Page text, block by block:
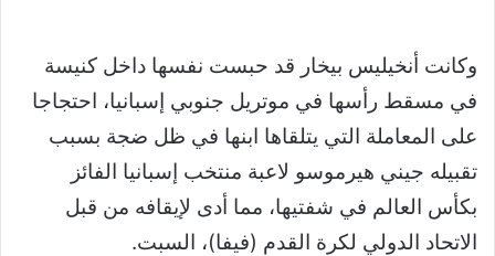
وكانت أنخيليس بيخار قد حبست نفسها داخل كنيسة
في مسقط رأسها في موتريل جنوبي إسبانيا، احتجاجا
على المعاملة التي يتلقاها ابنها في ظل ضجة بسبب
تقبيله جيني هيرموسو لاعبة منتخب إسبانيا الفائز
بكأس العالم في شفتيها، مما أدى لإيقافه من قبل
الاتحاد الدولي لكرة القدم (فيفا)، السبت.